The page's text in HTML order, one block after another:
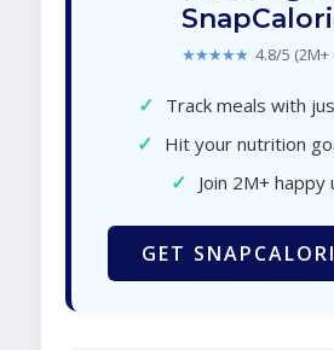
★★★★★ 4.8/5
✓ Track meals with
✓ Hit your nutrition
✓ Join 2M+ happy
GET